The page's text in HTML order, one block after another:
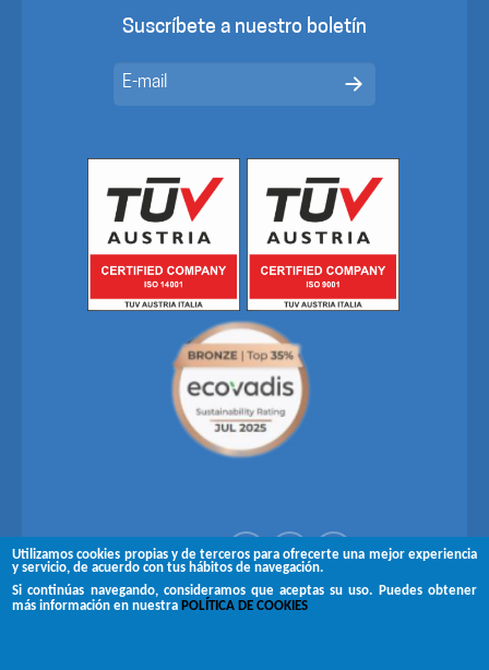
Utilizamos cookies propias y de terceros para ofrecerte una mejor experiencia
y servicio, de acuerdo con tus hábitos de navegación.
Si continúas navegando, consideramos que aceptas su uso. Puedes obtener
más información en nuestra POLÍTICA DE COOKIES
Suscríbete a nuestro boletín
Síguenos en
Copyright © 2026 Brugués